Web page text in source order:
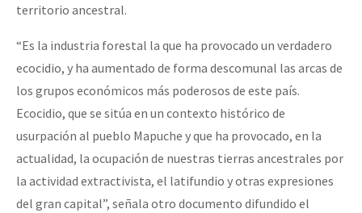
territorio ancestral.
“Es la industria forestal la que ha provocado un verdadero
ecocidio, y ha aumentado de forma descomunal las arcas de
los grupos económicos más poderosos de este país.
Ecocidio, que se sitúa en un contexto histórico de
usurpación al pueblo Mapuche y que ha provocado, en la
actualidad, la ocupación de nuestras tierras ancestrales por
la actividad extractivista, el latifundio y otras expresiones
del gran capital”, señala otro documento difundido el